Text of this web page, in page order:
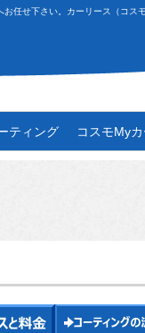
任せ下さい。カーリース（コ
ティング コスモMy